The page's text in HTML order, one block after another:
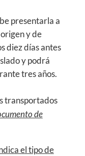
presentarla a
y de
diez días antes
y podrá
tres años.
transportados
de
el tipo de